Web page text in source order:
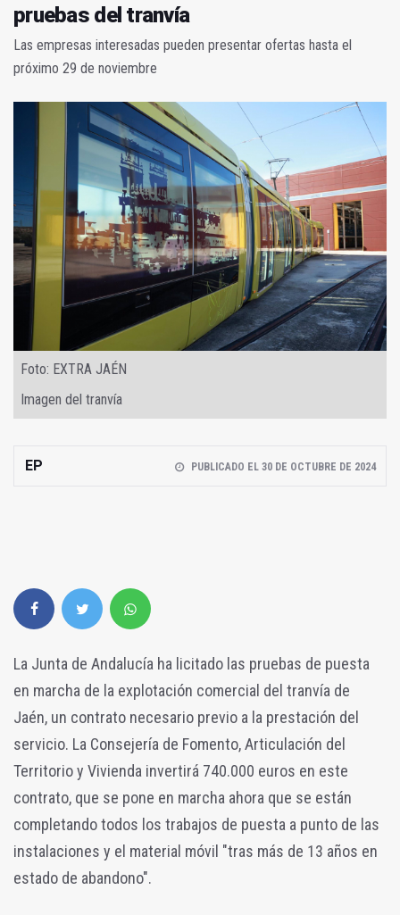
pruebas del tranvía
Las empresas interesadas pueden presentar ofertas hasta el
próximo 29 de noviembre
Foto: EXTRA JAÉN
Imagen del tranvía
EP PUBLICADO EL 30 DE OCTUBRE DE 2024
La Junta de Andalucía ha licitado las pruebas de puesta
en marcha de la explotación comercial del tranvía de
Jaén, un contrato necesario previo a la prestación del
servicio. La Consejería de Fomento, Articulación del
Territorio y Vivienda invertirá 740.000 euros en este
contrato, que se pone en marcha ahora que se están
completando todos los trabajos de puesta a punto de las
instalaciones y el material móvil "tras más de 13 años en
estado de abandono".